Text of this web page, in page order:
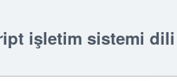
işletim sistemi dili